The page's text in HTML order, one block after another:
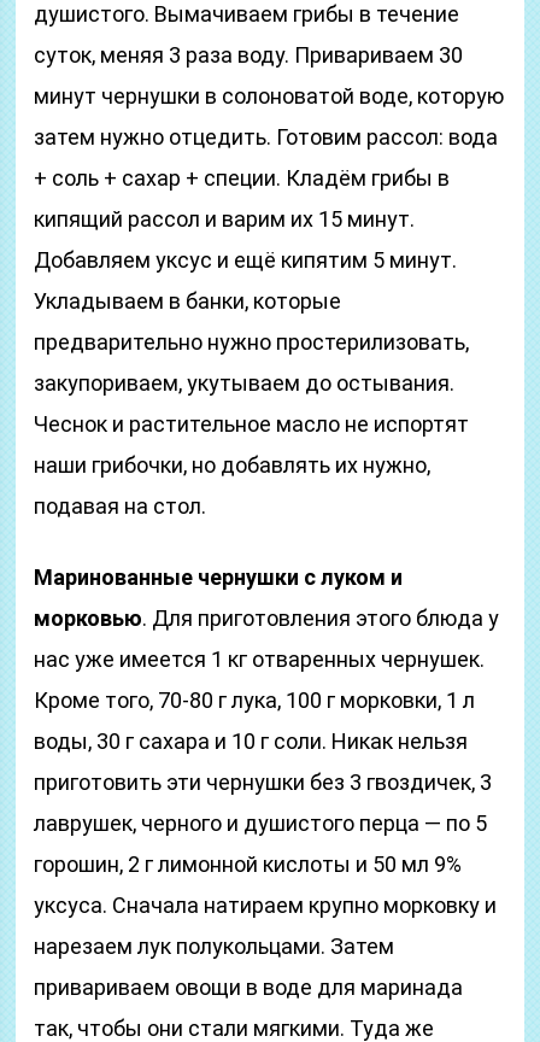
душистого. Вымачиваем грибы в течение
суток, меняя 3 раза воду. Привариваем 30
минут чернушки в солоноватой воде, которую
затем нужно отцедить. Готовим рассол: вода
+ соль + сахар + специи. Кладём грибы в
кипящий рассол и варим их 15 минут.
Добавляем уксус и ещё кипятим 5 минут.
Укладываем в банки, которые
предварительно нужно простерилизовать,
закупориваем, укутываем до остывания.
Чеснок и растительное масло не испортят
наши грибочки, но добавлять их нужно,
подавая на стол.
Маринованные чернушки с луком и
морковью. Для приготовления этого блюда у
нас уже имеется 1 кг отваренных чернушек.
Кроме того, 70-80 г лука, 100 г морковки, 1 л
воды, 30 г сахара и 10 г соли. Никак нельзя
приготовить эти чернушки без 3 гвоздичек, 3
лаврушек, черного и душистого перца — по 5
горошин, 2 г лимонной кислоты и 50 мл 9%
уксуса. Сначала натираем крупно морковку и
нарезаем лук полукольцами. Затем
привариваем овощи в воде для маринада
так, чтобы они стали мягкими. Туда же